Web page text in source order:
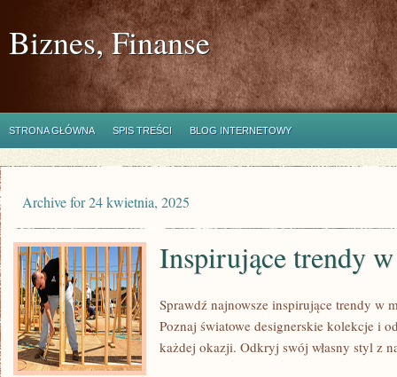
Biznes, Finanse
STRONA GŁÓWNA SPIS TREŚCI BLOG INTERNETOWY
Archive for 24 kwietnia, 2025
Inspirujące trendy
Sprawdź najnowsze inspirujące trendy w
Poznaj światowe designerskie kolekcje i
każdej okazji. Odkryj swój własny styl z